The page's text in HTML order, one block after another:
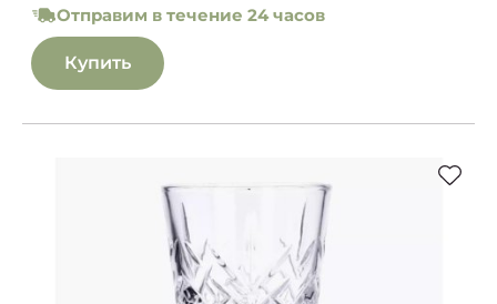
Отправим в течение 24 часов
Купить